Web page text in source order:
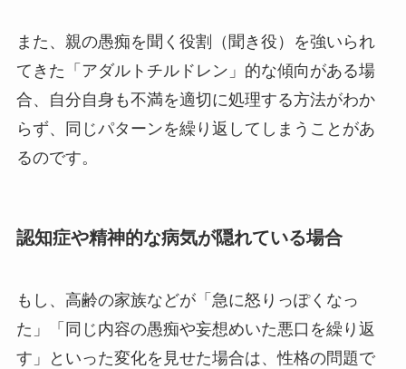
また、親の愚痴を聞く役割（聞き役）を強いられ
てきた「アダルトチルドレン」的な傾向がある場
合、自分自身も不満を適切に処理する方法がわか
らず、同じパターンを繰り返してしまうことがあ
るのです。
認知症や精神的な病気が隠れている場合
もし、高齢の家族などが「急に怒りっぽくなっ
た」「同じ内容の愚痴や妄想めいた悪口を繰り返
す」といった変化を見せた場合は、性格の問題で